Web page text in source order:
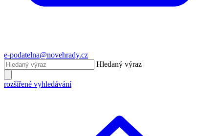
e-podatelna@novehrady.cz
Hledaný výraz
rozšířené vyhledávání